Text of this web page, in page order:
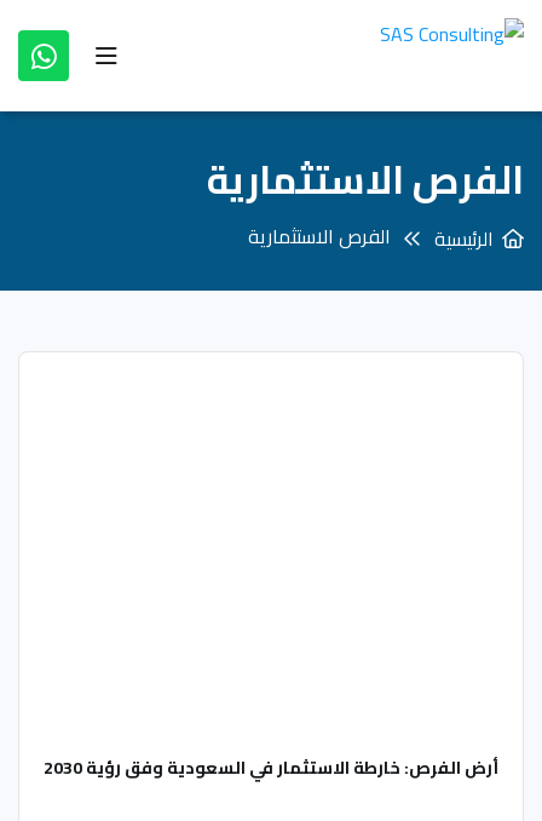
الفرص الاستثمارية
الرئيسية الفرص الاستثمارية
أرض الفرص: خارطة الاستثمار في السعودية وفق رؤية 2030